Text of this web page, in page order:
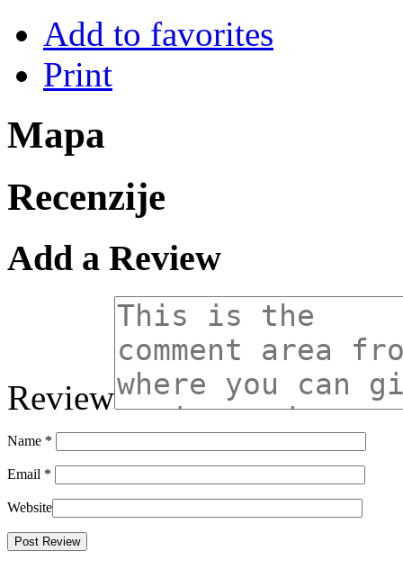
Add to favorites
Print
Mapa
Recenzije
Add a Review
Review
Name *
Email *
Website